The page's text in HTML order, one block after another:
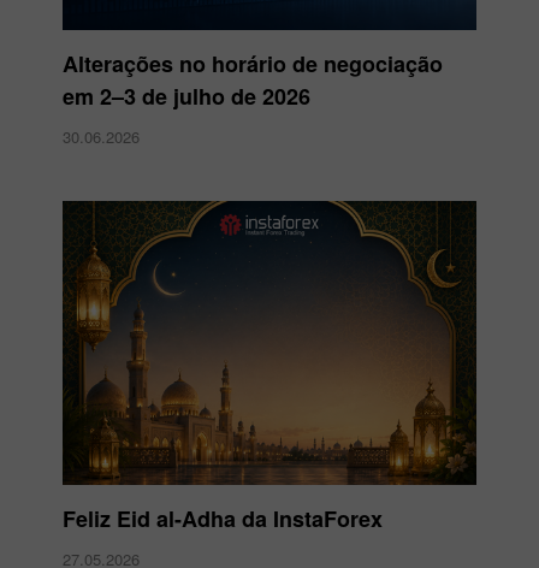
Alterações no horário de negociação
em 2–3 de julho de 2026
30.06.2026
Feliz Eid al-Adha da InstaForex
27.05.2026